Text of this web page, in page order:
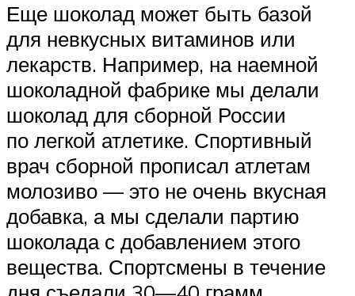
Еще шоколад может быть базой
для невкусных витаминов или
лекарств. Например, на наемной
шоколадной фабрике мы делали
шоколад для сборной России
по легкой атлетике. Спортивный
врач сборной прописал атлетам
молозиво — это не очень вкусная
добавка, а мы сделали партию
шоколада с добавлением этого
вещества. Спортсмены в течение